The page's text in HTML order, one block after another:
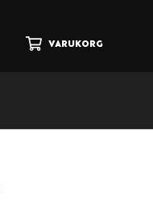
VARUKORG